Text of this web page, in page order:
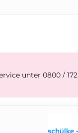
unter 0800 / 172